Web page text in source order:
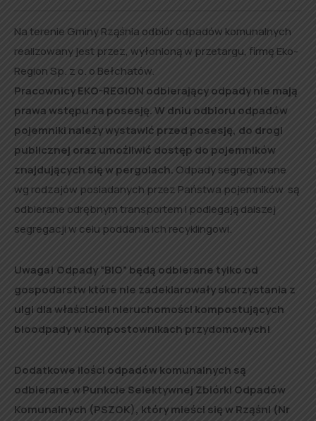
Na terenie Gminy Rząśnia odbiór odpadów komunalnych
realizowany jest przez, wyłonioną w przetargu, firmę Eko-
Region Sp. z o. o Bełchatów.
Pracownicy EKO-REGION odbierający odpady nie mają
prawa wstępu na posesję. W dniu odbioru odpadów
pojemniki należy wystawić przed posesję, do drogi
publicznej oraz umożliwić dostęp do pojemników
znajdujących się w pergolach. Odpady segregowane
wg rodzajów posiadanych przez Państwa pojemników są
odbierane odrębnym transportem i podlegają dalszej
segregacji w celu poddania ich recyklingowi.
Uwaga! Odpady “BIO” będą odbierane tylko od
gospodarstw które nie zadeklarowały skorzystania z
ulgi dla właścicieli nieruchomości kompostujących
bioodpady w kompostownikach przydomowych!
Dodatkowe ilości odpadów komunalnych są
odbierane w Punkcie Selektywnej Zbiórki Odpadów
Komunalnych (PSZOK), który mieści się w Rząśni (Nr